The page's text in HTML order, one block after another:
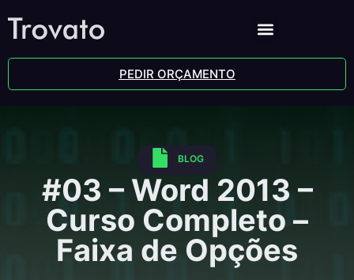
PEDIR ORÇAMENTO
BLOG
#03 – Word 2013 –
Curso Completo –
Faixa de Opções